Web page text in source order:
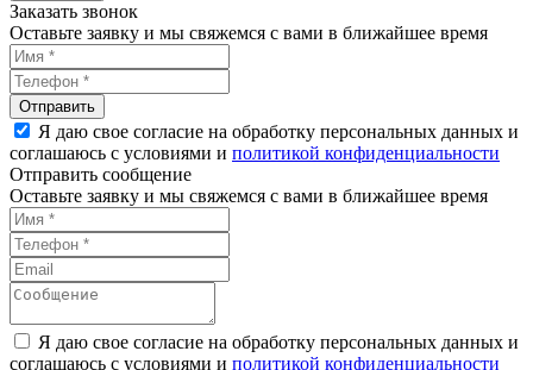
Заказать звонок
Оставьте заявку и мы свяжемся с вами в ближайшее время
Я даю свое согласие на обработку персональных данных и
соглашаюсь с условиями и политикой конфиденциальности
Отправить сообщение
Оставьте заявку и мы свяжемся с вами в ближайшее время
Я даю свое согласие на обработку персональных данных и
соглашаюсь с условиями и политикой конфиденциальности